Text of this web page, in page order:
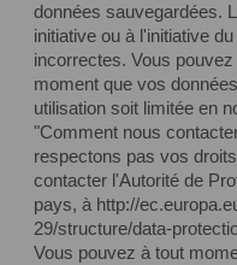
données sauvegardées.
initiative ou à l'initiative
incorrectes. Vous
moment que vos
utilisation soit limitée en
"Comment nous
respectons pas vos
contacter l'Autorité de
pays, à http://
29/structure/data-
Vous pouvez à tout